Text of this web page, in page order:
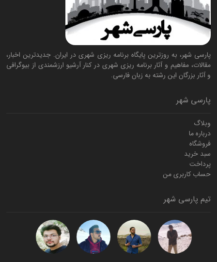
پارسی شهر، به روزترین پایگاه برنامه ریزی شهری در ایران. جدیدترین اخبار،
مقالات، مفاهیم و آثار برنامه ریزی شهری در کنار آرشیو ارزشمندی از بیوگرافی
و آثار بزرگان این رشته به زبان فارسی.
پارسی شهر
وبلاگ
درباره ما
فروشگاه
سبد خرید
پرداخت
حساب کاربری من
تیم پارسی شهر